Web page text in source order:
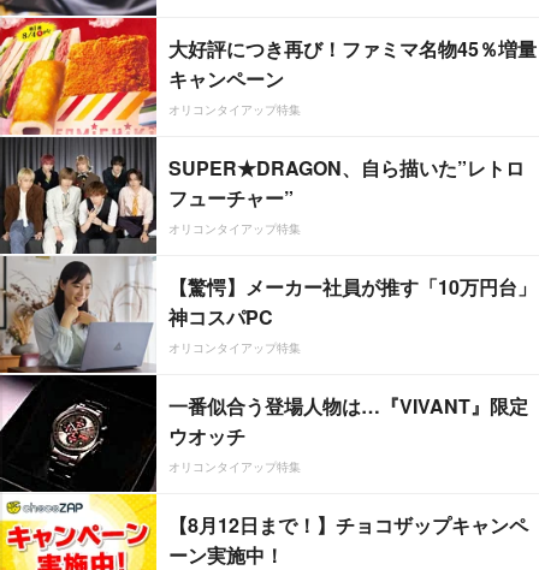
大好評につき再び！ファミマ名物45％増量
キャンペーン
オリコンタイアップ特集
SUPER★DRAGON、自ら描いた”レトロ
フューチャー”
オリコンタイアップ特集
【驚愕】メーカー社員が推す「10万円台」
神コスパPC
オリコンタイアップ特集
一番似合う登場人物は…『VIVANT』限定
ウオッチ
オリコンタイアップ特集
【8月12日まで！】チョコザップキャンペ
ーン実施中！